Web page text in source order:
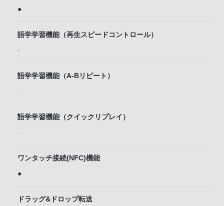
●
語学学習機能（再生スピードコントロール）
-
語学学習機能（A-Bリピート）
-
語学学習機能（クイックリプレイ）
-
ワンタッチ接続(NFC)機能
●
ドラッグ&ドロップ転送